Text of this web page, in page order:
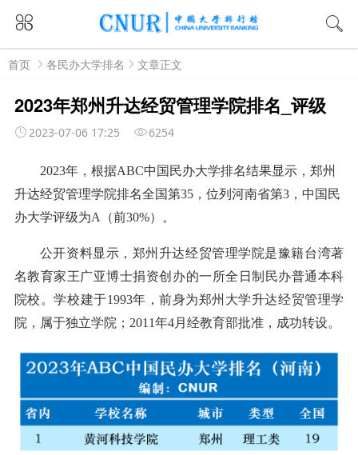
首页 各民办大学排名 文章正文
2023年郑州升达经贸管理学院排名_评级
2023-07-06 17:25 6254
2023年，根据ABC中国民办大学排名结果显示，郑州
升达经贸管理学院排名全国第35，位列河南省第3，中国民
办大学评级为A（前30%）。
公开资料显示，郑州升达经贸管理学院是豫籍台湾著
名教育家王广亚博士捐资创办的一所全日制民办普通本科
院校。学校建于1993年，前身为郑州大学升达经贸管理学
院，属于独立学院；2011年4月经教育部批准，成功转设。